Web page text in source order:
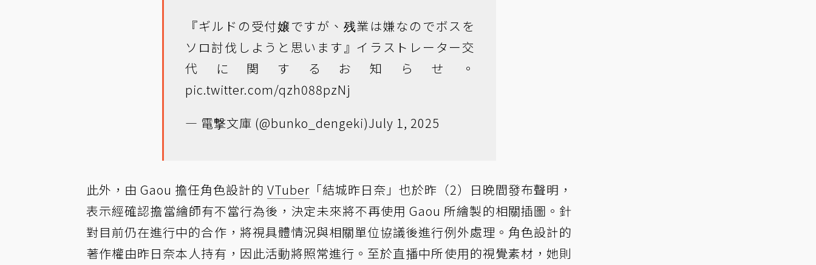
『ギルドの受付嬢ですが、残業は嫌なのでボスを
ソロ討伐しようと思います』イラストレーター交
代に関するお知らせ。
pic.twitter.com/qzh088pzNj
— 電撃文庫 (@bunko_dengeki)July 1, 2025
此外，由 Gaou 擔任角色設計的 VTuber 「結城昨日奈」也於昨（2）日晚間發布聲明，
表示經確認擔當繪師有不當行為後，決定未來將不再使用 Gaou 所繪製的相關插圖。針
對目前仍在進行中的合作，將視具體情況與相關單位協議後進行例外處理。角色設計的
著作權由昨日奈本人持有，因此活動將照常進行。至於直播中所使用的視覺素材，她則